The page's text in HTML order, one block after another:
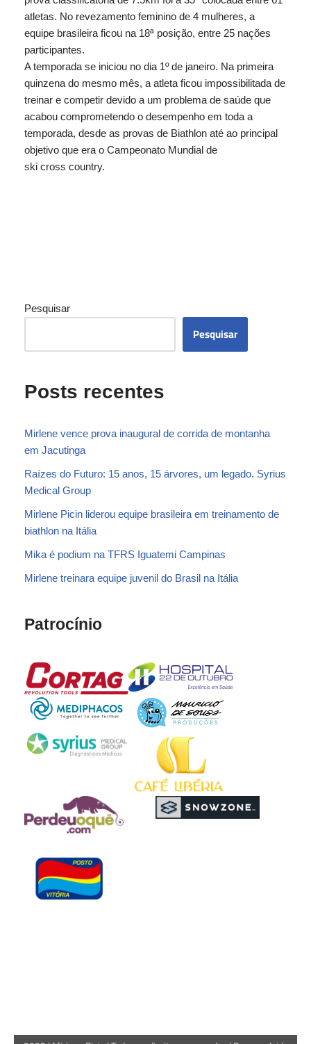
atletas. No revezamento feminino de 4 mulheres, a
equipe brasileira ficou na 18ª posição, entre 25 nações
participantes.
A temporada se iniciou no dia 1º de janeiro. Na primeira
quinzena do mesmo mês, a atleta ficou impossibilitada de
treinar e competir devido a um problema de saúde que
acabou comprometendo o desempenho em toda a
temporada, desde as provas de Biathlon até ao principal
objetivo que era o Campeonato Mundial de
ski cross country.
Pesquisar
Pesquisar
Posts recentes
Mirlene vence prova inaugural de corrida de montanha
em Jacutinga
Raízes do Futuro: 15 anos, 15 árvores, um legado. Syrius
Medical Group
Mirlene Picin liderou equipe brasileira em treinamento de
biathlon na Itália
Mika é podium na TFRS Iguatemi Campinas
Mirlene treinara equipe juvenil do Brasil na Itália
Patrocínio